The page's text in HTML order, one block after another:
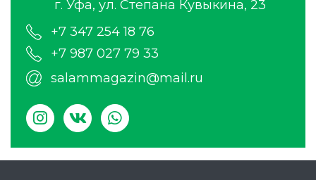
г. Уфа, ул. Степана Кувыкина, 23
+7 347 254 18 76
+7 987 027 79 33
salammagazin@mail.ru